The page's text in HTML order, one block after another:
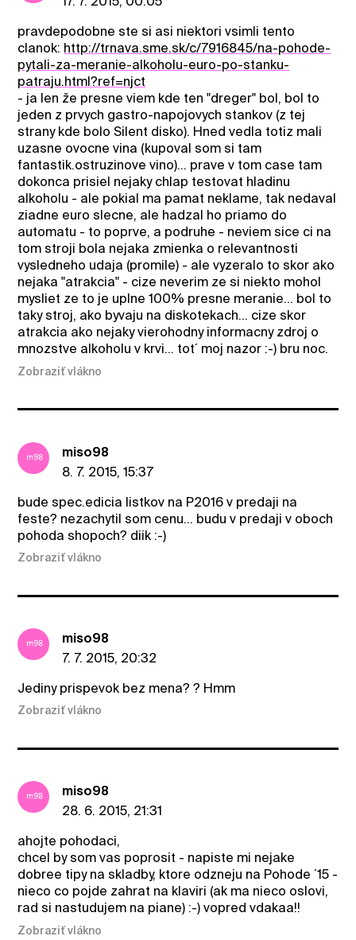
pravdepodobne ste si asi niektori vsimli tento
clanok: http://trnava.sme.sk/c/7916845/na-pohode-
pytali-za-meranie-alkoholu-euro-po-stanku-
patraju.html?ref=njct
- ja len že presne viem kde ten "dreger" bol, bol to
jeden z prvych gastro-napojovych stankov (z tej
strany kde bolo Silent disko). Hned vedla totiz mali
uzasne ovocne vina (kupoval som si tam
fantastik.ostruzinove vino)... prave v tom case tam
dokonca prisiel nejaky chlap testovat hladinu
alkoholu - ale pokial ma pamat neklame, tak nedaval
ziadne euro slecne, ale hadzal ho priamo do
automatu - to poprve, a podruhe - neviem sice ci na
tom stroji bola nejaka zmienka o relevantnosti
vysledneho udaja (promile) - ale vyzeralo to skor ako
nejaka "atrakcia" - cize neverim ze si niekto mohol
mysliet ze to je uplne 100% presne meranie... bol to
taky stroj, ako byvaju na diskotekach... cize skor
atrakcia ako nejaky vierohodny informacny zdroj o
mnozstve alkoholu v krvi... tot´ moj nazor :-) bru noc.
Zobraziť vlákno
miso98
8. 7. 2015, 15:37
bude spec.edicia listkov na P2016 v predaji na
feste? nezachytil som cenu... budu v predaji v oboch
pohoda shopoch? diik :-)
Zobraziť vlákno
miso98
7. 7. 2015, 20:32
Jediny prispevok bez mena? ? Hmm
Zobraziť vlákno
miso98
28. 6. 2015, 21:31
ahojte pohodaci,
chcel by som vas poprosit - napiste mi nejake
dobree tipy na skladby, ktore odzneju na Pohode ´15 -
nieco co pojde zahrat na klaviri (ak ma nieco oslovi,
rad si nastudujem na piane) :-) vopred vdakaa!!
Zobraziť vlákno